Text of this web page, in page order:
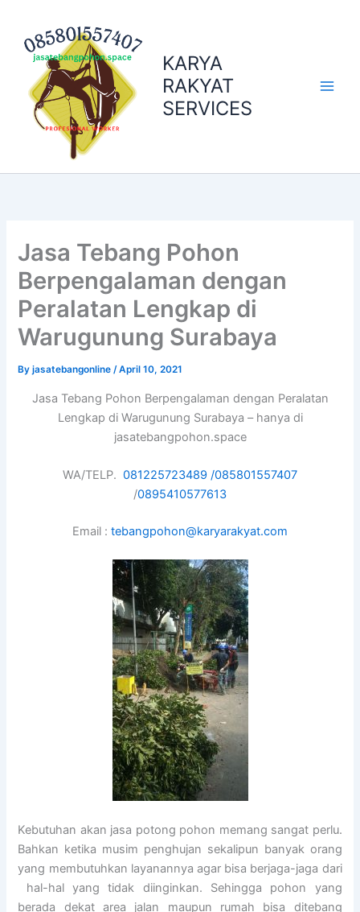
content
KARYA
RAKYAT
SERVICES
Jasa Tebang Pohon
Berpengalaman dengan
Peralatan Lengkap di
Warugunung Surabaya
Byjasatebangonline/April 10, 2021
Jasa Tebang Pohon Berpengalaman dengan Peralatan
Lengkap di Warugunung Surabaya – hanya di
jasatebangpohon.space
WA/TELP. 081225723489 /085801557407
/0895410577613
Email : tebangpohon@karyarakyat.com
Kebutuhan akan jasa potong pohon memang sangat perlu.
Bahkan ketika musim penghujan sekalipun banyak orang
yang membutuhkan layanannya agar bisa berjaga-jaga dari
hal-hal yang tidak diinginkan. Sehingga pohon yang
berada dekat area jalan maupun rumah bisa ditebang